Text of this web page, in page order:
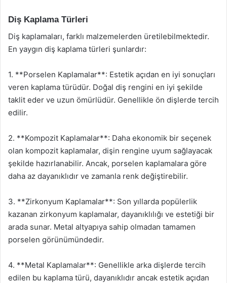
Diş Kaplama Türleri
Diş kaplamaları, farklı malzemelerden üretilebilmektedir.
En yaygın diş kaplama türleri şunlardır:
1. **Porselen Kaplamalar**: Estetik açıdan en iyi sonuçları
veren kaplama türüdür. Doğal diş rengini en iyi şekilde
taklit eder ve uzun ömürlüdür. Genellikle ön dişlerde tercih
edilir.
2. **Kompozit Kaplamalar**: Daha ekonomik bir seçenek
olan kompozit kaplamalar, dişin rengine uyum sağlayacak
şekilde hazırlanabilir. Ancak, porselen kaplamalara göre
daha az dayanıklıdır ve zamanla renk değiştirebilir.
3. **Zirkonyum Kaplamalar**: Son yıllarda popülerlik
kazanan zirkonyum kaplamalar, dayanıklılığı ve estetiği bir
arada sunar. Metal altyapıya sahip olmadan tamamen
porselen görünümündedir.
4. **Metal Kaplamalar**: Genellikle arka dişlerde tercih
edilen bu kaplama türü, dayanıklıdır ancak estetik açıdan